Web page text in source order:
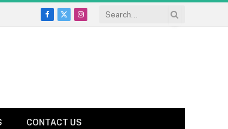
Facebook
X
Instagram
CONTACT US